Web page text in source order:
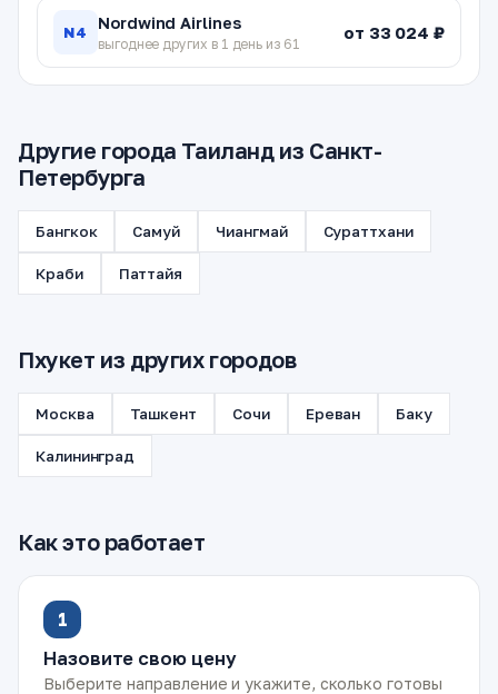
N4 Nordwind Airlines
выгоднее других в 1 день из 61
от 33 024 ₽
Другие города Таиланд из Санкт-
Петербурга
Бангкок Самуй Чиангмай Сураттхани
Краби Паттайя
Пхукет из других городов
Москва Ташкент Сочи Ереван Баку
Калининград
Как это работает
1
Назовите свою цену
Выберите направление и укажите, сколько готовы